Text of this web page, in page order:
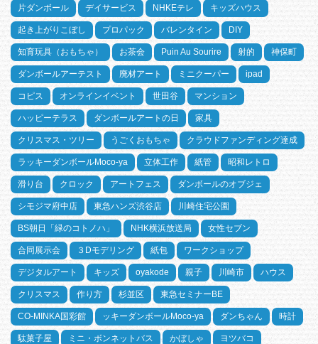
片ダンボール デイサービス NHKEテレ キッズハウス
起き上がりこぼし プロパック バレンタイン DIY
知育玩具（おもちゃ） お茶会 Puin Au Sourire 射的 神保町
ダンボールアーテスト 廃材アート ミニクーパー ipad
コピス オンラインイベント 世田谷 マンション
ハッピーテラス ダンボールアートの日 家具
クリスマス・ツリー うごくおもちゃ クラウドファンディング達成
ラッキーダンボールMoco-ya 立体工作 紙管 昭和レトロ
滑り台 クロック アートフェス ダンボールのオブジェ
シモジマ府中店 東急ハンズ渋谷店 川崎住宅公園
BS朝日「緑のコトノハ」 NHK横浜放送局 女性セブン
合同展示会 ３Dモデリング 紙包 ワークショップ
デジタルアート キッズ oyakode 親子 川崎市 ハウス
クリスマス 作り方 杉並区 東急セミナーBE
CO-MINKA国彩館 ッキーダンボールMoco-ya ダンちゃん 時計
駄菓子屋 ミニ・ボンネットバス かぼしゃ ヨツバコ